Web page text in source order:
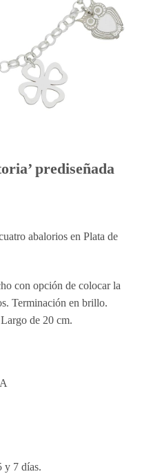
prediseñada
abalorios en Plata de
con opción de colocar la
Terminación en brillo.
de 20 cm.
y 7 días.